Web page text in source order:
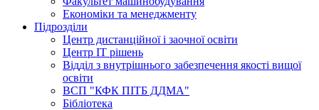
Економіки та менеджменту
Підрозділи
Центр дистанційної і заочної освіти
Центр ІТ рішень
Відділ з внутрішнього забезпечення якості вищої
освіти
ВСП "КФК ПІТБ ДДМА"
Бібліотека